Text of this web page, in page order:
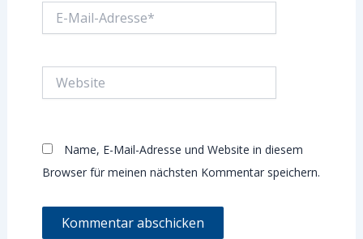
Mail-
Name, E-Mail-Adresse und Website in diesem
Browser für meinen nächsten Kommentar speichern.